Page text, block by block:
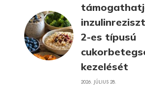
2-es típusú
kezelését
2026. JÚLIUS 28.